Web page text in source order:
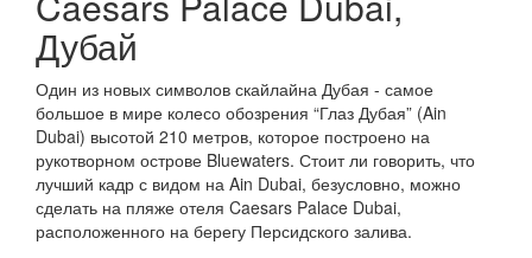
Дубай
Один из новых символов скайлайна Дубая - самое
большое в мире колесо обозрения “Глаз Дубая” (Ain
Dubai) высотой 210 метров, которое построено на
рукотворном острове Bluewaters. Стоит ли говорить, что
лучший кадр с видом на Ain Dubai, безусловно, можно
сделать на пляже отеля Caesars Palace Dubai,
расположенного на берегу Персидского залива.